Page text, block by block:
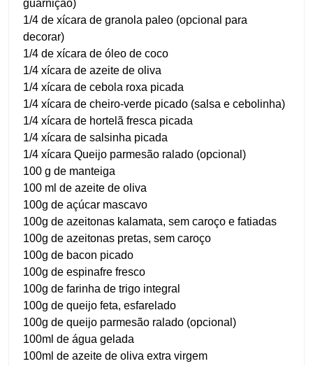
guarnição)
1/4 de xícara de granola paleo (opcional para
decorar)
1/4 de xícara de óleo de coco
1/4 xícara de azeite de oliva
1/4 xícara de cebola roxa picada
1/4 xícara de cheiro-verde picado (salsa e cebolinha)
1/4 xícara de hortelã fresca picada
1/4 xícara de salsinha picada
1/4 xícara Queijo parmesão ralado (opcional)
100 g de manteiga
100 ml de azeite de oliva
100g de açúcar mascavo
100g de azeitonas kalamata, sem caroço e fatiadas
100g de azeitonas pretas, sem caroço
100g de bacon picado
100g de espinafre fresco
100g de farinha de trigo integral
100g de queijo feta, esfarelado
100g de queijo parmesão ralado (opcional)
100ml de água gelada
100ml de azeite de oliva extra virgem